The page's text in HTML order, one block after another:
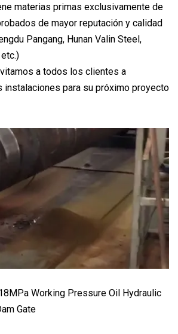
materias primas exclusivamente de
de mayor reputación y calidad
Pangang, Hunan Valin Steel,
a todos los clientes a
instalaciones para su próximo proyecto